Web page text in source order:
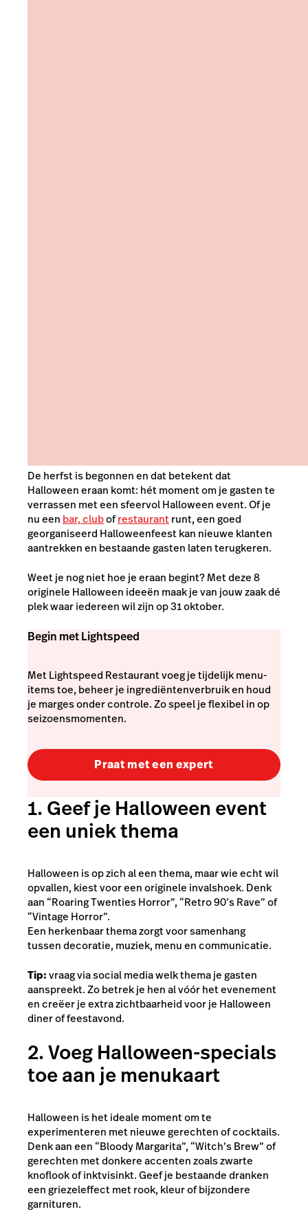
De herfst is begonnen en dat betekent dat
Halloween eraan komt: hét moment om je gasten te
verrassen met een sfeervol Halloween event. Of je
nu een bar, clubofrestaurantrunt, een goed
georganiseerd Halloweenfeest kan nieuwe klanten
aantrekken en bestaande gasten laten terugkeren.
Weet je nog niet hoe je eraan begint? Met deze 8
originele Halloween ideeën maak je van jouw zaak dé
plek waar iedereen wil zijn op 31 oktober.
Begin met Lightspeed
Met Lightspeed Restaurant voeg je tijdelijk menu-
items toe, beheer je ingrediëntenverbruik en houd
je marges onder controle. Zo speel je flexibel in op
seizoensmomenten.
Praat met een expert
1. Geef je Halloween event
een uniek thema
Halloween is op zich al een thema, maar wie echt wil
opvallen, kiest voor een originele invalshoek. Denk
aan “Roaring Twenties Horror”, “Retro 90’s Rave” of
“Vintage Horror”.
Een herkenbaar thema zorgt voor samenhang
tussen decoratie, muziek, menu en communicatie.
Tip:vraag via social media welk thema je gasten
aanspreekt. Zo betrek je hen al vóór het evenement
en creëer je extra zichtbaarheid voor je Halloween
diner of feestavond.
2. Voeg Halloween-specials
toe aan je menukaart
Halloween is het ideale moment om te
experimenteren met nieuwe gerechten of cocktails.
Denk aan een “Bloody Margarita”, “Witch’s Brew” of
gerechten met donkere accenten zoals zwarte
knoflook of inktvisinkt. Geef je bestaande dranken
een griezeleffect met rook, kleur of bijzondere
garnituren.